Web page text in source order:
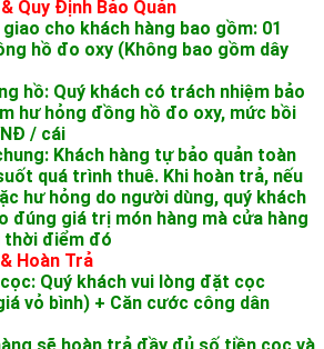
Quy Định Bảo Quản
cho khách hàng bao gồm: 01
hồ đo oxy (Không bao gồm dây
hồ: Quý khách có trách nhiệm bảo
hư hỏng đồng hồ đo oxy, mức bồi
/ cái
Khách hàng tự bảo quản toàn
quá trình thuê. Khi hoàn trả, nếu
hư hỏng do người dùng, quý khách
đúng giá trị món hàng mà cửa hàng
thời điểm đó
Hoàn Trả
Quý khách vui lòng đặt cọc
vỏ bình) + Căn cước công dân